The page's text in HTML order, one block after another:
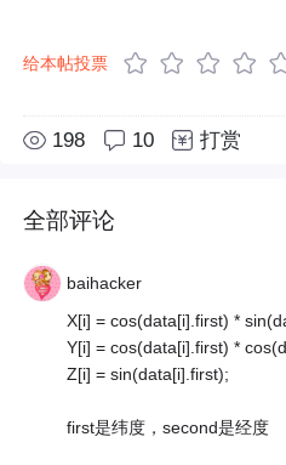
给本帖投票
198 10 打赏
全部评论
baihacker
X[i] = cos(data[i].first) *
Y[i] = cos(data[i].first) *
Z[i] = sin(data[i].first);
first是纬度，second是经度